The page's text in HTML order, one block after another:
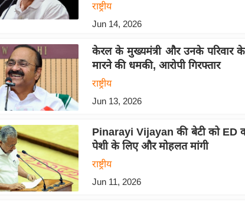
राष्ट्रीय
Jun 14, 2026
केरल के मुख्यमंत्री और उनके परिवार
मारने की धमकी, आरोपी गिरफ्तार
राष्ट्रीय
Jun 13, 2026
Pinarayi Vijayan की बेटी को ED
पेशी के लिए और मोहलत मांगी
राष्ट्रीय
Jun 11, 2026